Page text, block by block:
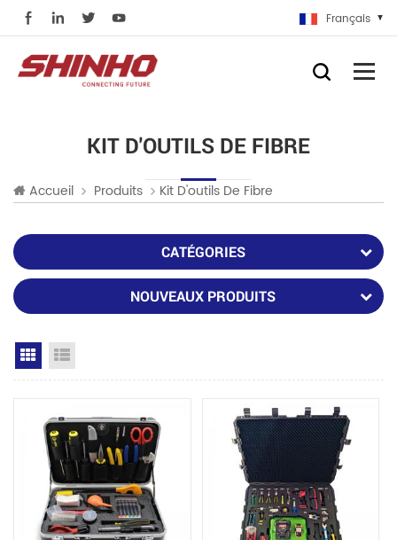
Français
KIT D'OUTILS DE FIBRE
Accueil Produits Kit D'outils De Fibre
CATÉGORIES
NOUVEAUX PRODUITS
Grid View